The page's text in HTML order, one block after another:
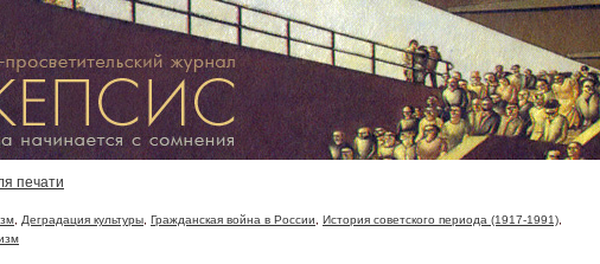
печати
Деградация культуры Гражданская война в России История советского периода (1917-1991)